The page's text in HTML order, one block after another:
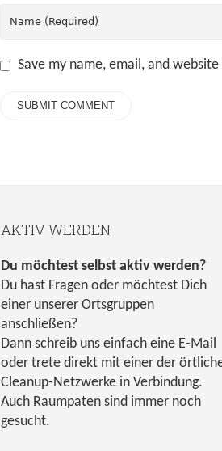
Save my name, email, and
AKTIV WERDEN
Du möchtest selbst aktiv werden?
Du hast Fragen oder möchtest Dich
einer unserer Ortsgruppen
anschließen?
Dann schreib uns einfach eine E-Mail
oder trete direkt mit einer der
Cleanup-Netzwerke in Verbindung.
Auch Raumpaten sind immer noch
gesucht.